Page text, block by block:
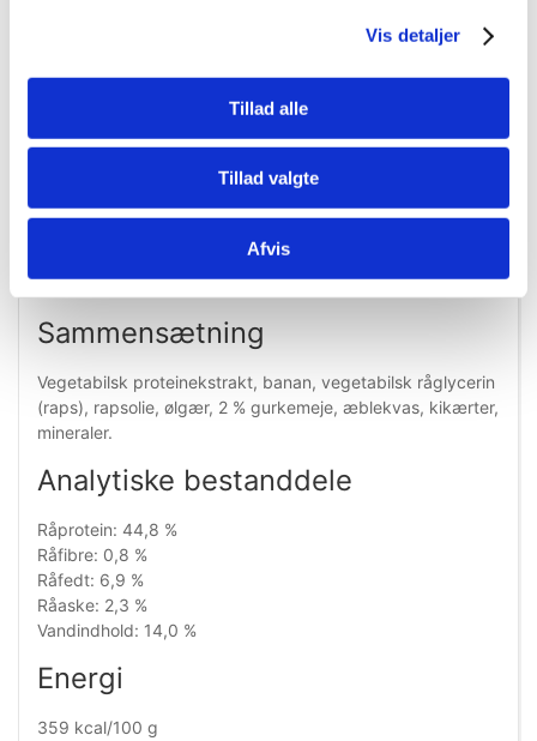
Vis detaljer
Tillad alle
Tillad valgte
Afvis
Indeholder 2 % gurkemeje
Med banan, kikærter og ølgær
Højt proteinindhold
Kødfrie hundegodbidder
Uden tilsat sukker
Praktisk genlukkelig pose
Velegnet til daglig belønning
Sammensætning
Vegetabilsk proteinekstrakt, banan, vegetabilsk råglycerin
(raps), rapsolie, ølgær, 2 % gurkemeje, æblekvas, kikærter,
mineraler.
Analytiske bestanddele
Råprotein: 44,8 %
Råfibre: 0,8 %
Råfedt: 6,9 %
Råaske: 2,3 %
Vandindhold: 14,0 %
Energi
359 kcal/100 g